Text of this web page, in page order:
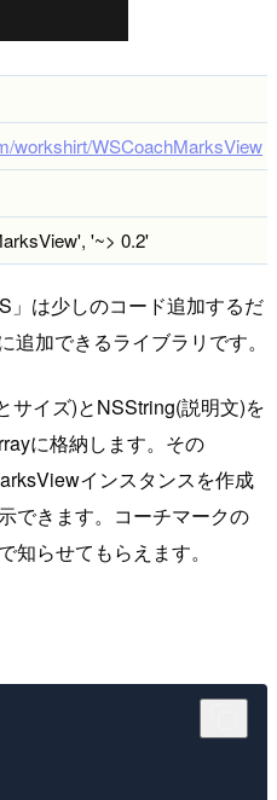
workshirt/WSCoachMarksView
'~> 0.2'
」は少しのコード追加するだ
加できるライブラリです。
サイズ)とNSString(説明文)を
に格納します。その
インスタンスを作成
できます。コーチマークの
らせてもらえます。